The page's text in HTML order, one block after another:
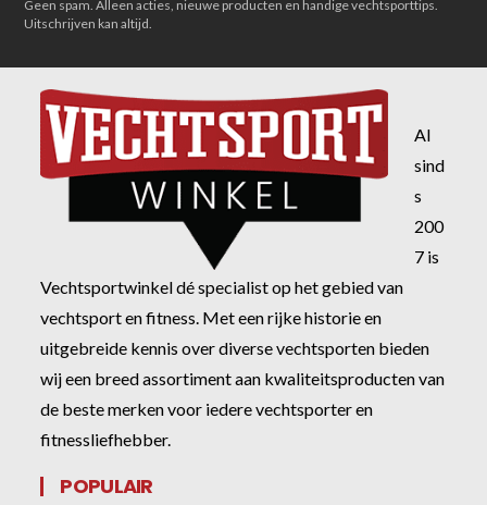
Geen spam. Alleen acties, nieuwe producten en handige vechtsporttips.
Uitschrijven kan altijd.
Al
sind
s
200
7 is
Vechtsportwinkel dé specialist op het gebied van
vechtsport en fitness. Met een rijke historie en
uitgebreide kennis over diverse vechtsporten bieden
wij een breed assortiment aan kwaliteitsproducten van
de beste merken voor iedere vechtsporter en
fitnessliefhebber.
POPULAIR